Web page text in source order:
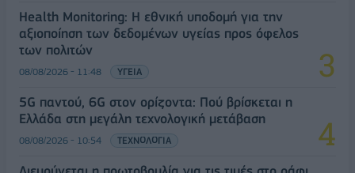
Health Monitoring: Η εθνική υποδομή για την
αξιοποίηση των δεδομένων υγείας προς όφελος
των πολιτών
08/08/2026 - 11:48 ΥΓΕΙΑ
5G παντού, 6G στον ορίζοντα: Πού βρίσκεται η
Ελλάδα στη μεγάλη τεχνολογική μετάβαση
08/08/2026 - 10:54 ΤΕΧΝΟΛΟΓΙΑ